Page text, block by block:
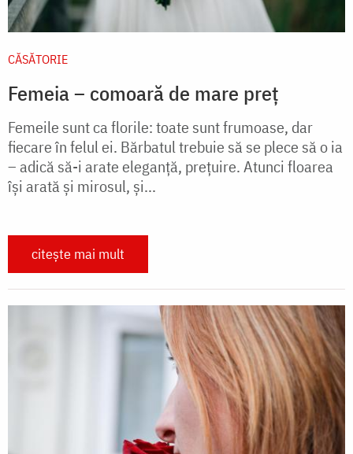
CĂSĂTORIE
Femeia – comoară de mare preț
Femeile sunt ca florile: toate sunt frumoase, dar
fiecare în felul ei. Bărbatul trebuie să se plece să o ia
– adică să-i arate eleganţă, preţuire. Atunci floarea
îşi arată şi mirosul, şi...
citește mai mult